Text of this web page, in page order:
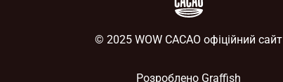
© 2025 WOW CACAO офіційний сайт
Розроблено Graffish